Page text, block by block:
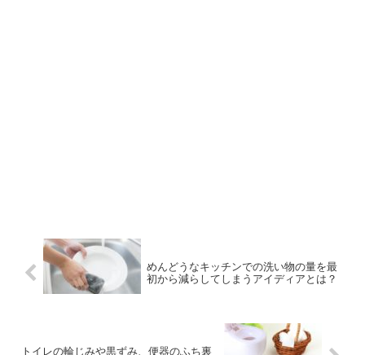
めんどうなキッチンでの洗い物の量を最
初から減らしてしまうアイディアとは？
トイレの輪じみや黒ずみ、便器のふち裏